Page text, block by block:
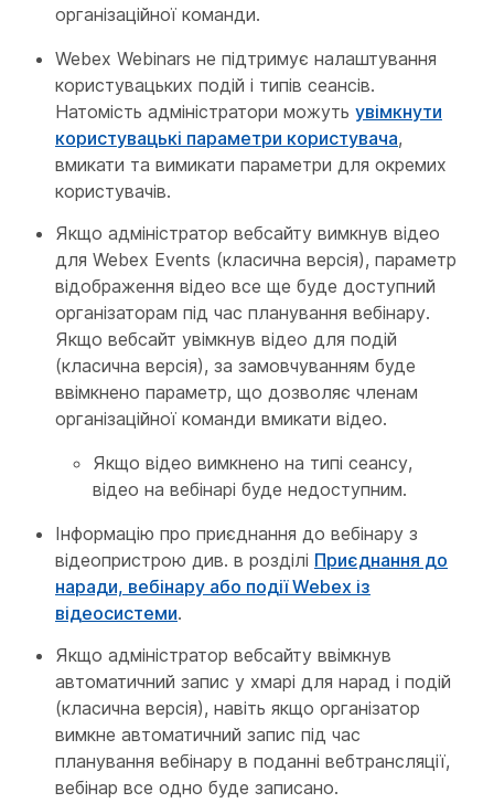
організаційної команди.
Webex Webinars не підтримує налаштування
користувацьких подій і типів сеансів.
Натомість адміністратори можуть увімкнути
користувацькі параметри користувача,
вмикати та вимикати параметри для окремих
користувачів.
Якщо адміністратор вебсайту вимкнув відео
для Webex Events (класична версія), параметр
відображення відео все ще буде доступний
організаторам під час планування вебінару.
Якщо вебсайт увімкнув відео для подій
(класична версія), за замовчуванням буде
ввімкнено параметр, що дозволяє членам
організаційної команди вмикати відео.
Якщо відео вимкнено на типі сеансу,
відео на вебінарі буде недоступним.
Інформацію про приєднання до вебінару з
відеопристрою див. в розділі Приєднання до
наради, вебінару або події Webex із
відеосистеми.
Якщо адміністратор вебсайту ввімкнув
автоматичний запис у хмарі для нарад і подій
(класична версія), навіть якщо організатор
вимкне автоматичний запис під час
планування вебінару в поданні вебтрансляції,
вебінар все одно буде записано.